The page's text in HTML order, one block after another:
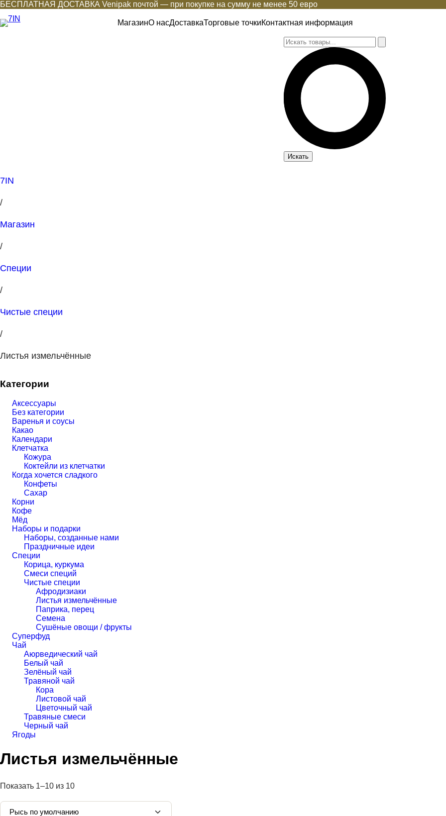
БЕСПЛАТНАЯ ДОСТАВКА Venipak почтой — при покупке на сумму не менее 50 евро
МагазинО насДоставкаТорговые точкиКонтактная информация
Искать
7IN
/
Магазин
/
Специи
/
Чистые специи
/
Листья измельчённые
Категории
Аксессуары
Без категории
Варенья и соусы
Какао
Календари
Клетчатка
Кожура
Коктейли из клетчатки
Когда хочется сладкого
Конфеты
Сахар
Корни
Кофе
Мёд
Наборы и подарки
Наборы, созданные нами
Праздничные идеи
Специи
Корица, куркума
Смеси специй
Чистые специи
Афродизиаки
Листья измельчённые
Паприка, перец
Семена
Сушёные овощи / фрукты
Суперфуд
Чай
Аюрведический чай
Белый чай
Зелёный чай
Травяной чай
Кора
Листовой чай
Цветочный чай
Травяные смеси
Черный чай
Ягоды
Листья измельчённые
Показать 1–10 из 10